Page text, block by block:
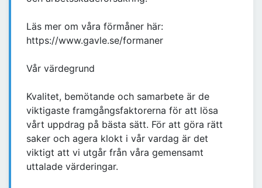
Läs mer om våra förmåner här:
https://www.gavle.se/formaner
Vår värdegrund
Kvalitet, bemötande och samarbete är de
viktigaste framgångsfaktorerna för att lösa
vårt uppdrag på bästa sätt. För att göra rätt
saker och agera klokt i vår vardag är det
viktigt att vi utgår från våra gemensamt
uttalade värderingar.